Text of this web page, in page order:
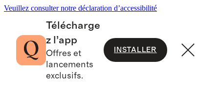
Veuillez consulter notre déclaration d’accessibilité
Télécharge
z l’app
Offres et
lancements
exclusifs.
INSTALLER